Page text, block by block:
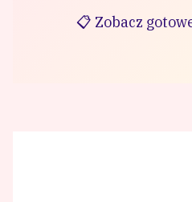
📋 Zobacz